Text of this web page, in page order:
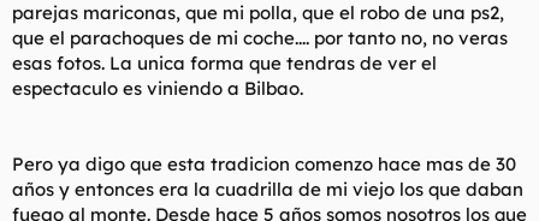
parejas mariconas, que mi polla, que el robo de una ps2,
que el parachoques de mi coche.... por tanto no, no veras
esas fotos. La unica forma que tendras de ver el
espectaculo es viniendo a Bilbao.
Pero ya digo que esta tradicion comenzo hace mas de 30
años y entonces era la cuadrilla de mi viejo los que daban
fuego al monte. Desde hace 5 años somos nosotros los que